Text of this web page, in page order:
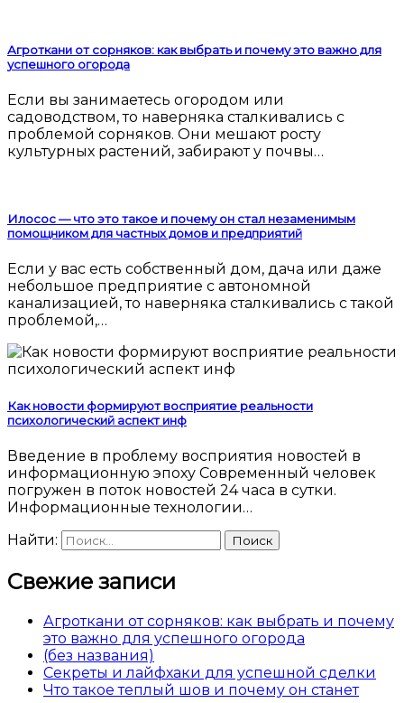
Агроткани от сорняков: как выбрать и почему это важно для
успешного огорода
Если вы занимаетесь огородом или
садоводством, то наверняка сталкивались с
проблемой сорняков. Они мешают росту
культурных растений, забирают у почвы…
Илосос — что это такое и почему он стал незаменимым
помощником для частных домов и предприятий
Если у вас есть собственный дом, дача или даже
небольшое предприятие с автономной
канализацией, то наверняка сталкивались с такой
проблемой,…
Как новости формируют восприятие реальности
психологический аспект инф
Введение в проблему восприятия новостей в
информационную эпоху Современный человек
погружен в поток новостей 24 часа в сутки.
Информационные технологии…
Найти:
Свежие записи
Агроткани от сорняков: как выбрать и почему
это важно для успешного огорода
(без названия)
Секреты и лайфхаки для успешной сделки
Что такое теплый шов и почему он станет